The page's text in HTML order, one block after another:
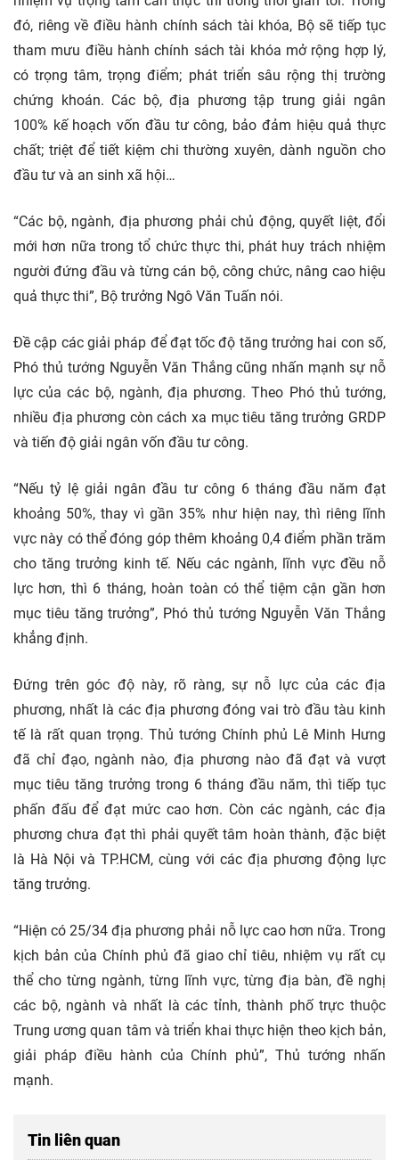
đó, riêng về điều hành chính sách tài khóa, Bộ sẽ tiếp tục
tham mưu điều hành chính sách tài khóa mở rộng hợp lý,
có trọng tâm, trọng điểm; phát triển sâu rộng thị trường
chứng khoán. Các bộ, địa phương tập trung giải ngân
100% kế hoạch vốn đầu tư công, bảo đảm hiệu quả thực
chất; triệt để tiết kiệm chi thường xuyên, dành nguồn cho
đầu tư và an sinh xã hội…
“Các bộ, ngành, địa phương phải chủ động, quyết liệt, đổi
mới hơn nữa trong tổ chức thực thi, phát huy trách nhiệm
người đứng đầu và từng cán bộ, công chức, nâng cao hiệu
quả thực thi”, Bộ trưởng Ngô Văn Tuấn nói.
Đề cập các giải pháp để đạt tốc độ tăng trưởng hai con số,
Phó thủ tướng Nguyễn Văn Thắng cũng nhấn mạnh sự nỗ
lực của các bộ, ngành, địa phương. Theo Phó thủ tướng,
nhiều địa phương còn cách xa mục tiêu tăng trưởng GRDP
và tiến độ giải ngân vốn đầu tư công.
“Nếu tỷ lệ giải ngân đầu tư công 6 tháng đầu năm đạt
khoảng 50%, thay vì gần 35% như hiện nay, thì riêng lĩnh
vực này có thể đóng góp thêm khoảng 0,4 điểm phần trăm
cho tăng trưởng kinh tế. Nếu các ngành, lĩnh vực đều nỗ
lực hơn, thì 6 tháng, hoàn toàn có thể tiệm cận gần hơn
mục tiêu tăng trưởng”, Phó thủ tướng Nguyễn Văn Thắng
khẳng định.
Đứng trên góc độ này, rõ ràng, sự nỗ lực của các địa
phương, nhất là các địa phương đóng vai trò đầu tàu kinh
tế là rất quan trọng. Thủ tướng Chính phủ Lê Minh Hưng
đã chỉ đạo, ngành nào, địa phương nào đã đạt và vượt
mục tiêu tăng trưởng trong 6 tháng đầu năm, thì tiếp tục
phấn đấu để đạt mức cao hơn. Còn các ngành, các địa
phương chưa đạt thì phải quyết tâm hoàn thành, đặc biệt
là Hà Nội và TP.HCM, cùng với các địa phương động lực
tăng trưởng.
“Hiện có 25/34 địa phương phải nỗ lực cao hơn nữa. Trong
kịch bản của Chính phủ đã giao chỉ tiêu, nhiệm vụ rất cụ
thể cho từng ngành, từng lĩnh vực, từng địa bàn, đề nghị
các bộ, ngành và nhất là các tỉnh, thành phố trực thuộc
Trung ương quan tâm và triển khai thực hiện theo kịch bản,
giải pháp điều hành của Chính phủ”, Thủ tướng nhấn
mạnh.
Tin liên quan